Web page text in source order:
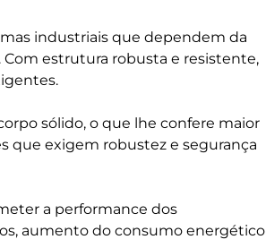
industriais que dependem da
estrutura robusta e resistente,
sólido, o que lhe confere maior
que exigem robustez e segurança
a performance dos
aumento do consumo energético